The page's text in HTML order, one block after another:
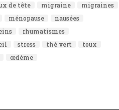
de tête migraine
migraines
ménopause
nausées
rhumatismes
stress thé vert
toux
œdème